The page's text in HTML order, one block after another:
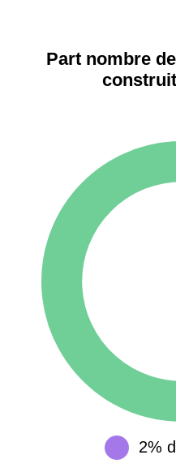
arrondissement
75016 -
16ème
arrondissement
83000 -
Grenoble 2 917 €
Part nombre
2%